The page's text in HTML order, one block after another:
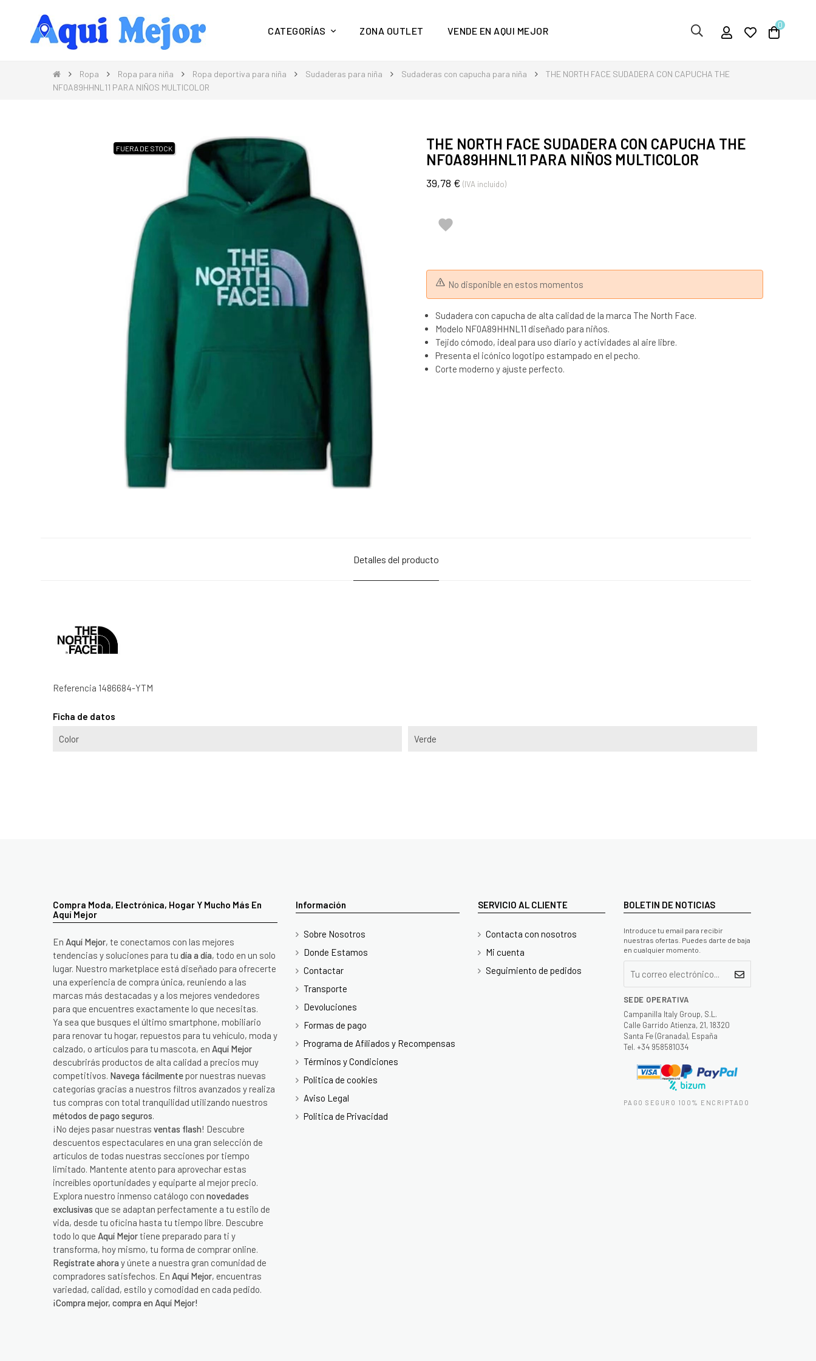
Compra Moda, Electrónica, Hogar y mucho más en Aquí Mejor
CATEGORÍAS ZONA OUTLET VENDE EN AQUI MEJOR 0
Ropa Ropa para niña Ropa deportiva para niña Sudaderas para niña Sudaderas con capucha para niña
THE NORTH FACE SUDADERA CON CAPUCHA THE
NF0A89HHNL11 PARA NIÑOS MULTICOLOR
FUERA DE STOCK
THE NORTH FACE SUDADERA CON CAPUCHA THE
NF0A89HHNL11 PARA NIÑOS MULTICOLOR
39,78 € (IVA incluido)

No disponible en estos momentos
Sudadera con capucha de alta calidad de la marca The North Face.
Modelo NF0A89HHNL11 diseñado para niños.
Tejido cómodo, ideal para uso diario y actividades al aire libre.
Presenta el icónico logotipo estampado en el pecho.
Corte moderno y ajuste perfecto.
Detalles del producto
Referencia 1486684-YTM
Ficha de datos
Color Verde
Compra Moda, Electrónica, Hogar Y Mucho Más En
Aquí Mejor
En Aquí Mejor, te conectamos con las mejores
tendencias y soluciones para tu día a día, todo en un solo
lugar. Nuestro marketplace está diseñado para ofrecerte
una experiencia de compra única, reuniendo a las
marcas más destacadas y a los mejores vendedores
para que encuentres exactamente lo que necesitas.
Ya sea que busques el último smartphone, mobiliario
para renovar tu hogar, repuestos para tu vehículo, moda y
calzado, o artículos para tu mascota, en Aquí Mejor
descubrirás productos de alta calidad a precios muy
competitivos. Navega fácilmente por nuestras nuevas
categorías gracias a nuestros filtros avanzados y realiza
tus compras con total tranquilidad utilizando nuestros
métodos de pago seguros.
¡No dejes pasar nuestras ventas flash! Descubre
descuentos espectaculares en una gran selección de
artículos de todas nuestras secciones por tiempo
limitado. Mantente atento para aprovechar estas
increíbles oportunidades y equiparte al mejor precio.
Explora nuestro inmenso catálogo con novedades
exclusivas que se adaptan perfectamente a tu estilo de
vida, desde tu oficina hasta tu tiempo libre. Descubre
todo lo que Aquí Mejortiene preparado para ti y
transforma, hoy mismo, tu forma de comprar online.
Regístrate ahora y únete a nuestra gran comunidad de
compradores satisfechos. En Aquí Mejor, encuentras
variedad, calidad, estilo y comodidad en cada pedido.
¡Compra mejor, compra en Aquí Mejor!
Información
Sobre Nosotros
Donde Estamos
Contactar
Transporte
Devoluciones
Formas de pago
Programa de Afiliados y Recompensas
Términos y Condiciones
Politica de cookies
Aviso Legal
Politica de Privacidad
SERVICIO AL CLIENTE
Contacta con nosotros
Mi cuenta
Seguimiento de pedidos
BOLETIN DE NOTICIAS
Introduce tu email para recibir
nuestras ofertas. Puedes darte de baja
en cualquier momento.
SEDE OPERATIVA
Campanilla Italy Group, S.L.
Calle Garrido Atienza, 21, 18320
Santa Fe (Granada), España
Tel. +34 958581034
PAGO SEGURO 100% ENCRIPTADO